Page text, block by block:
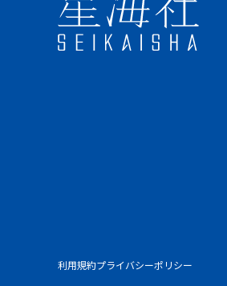
利用規約プライバシーポリシー